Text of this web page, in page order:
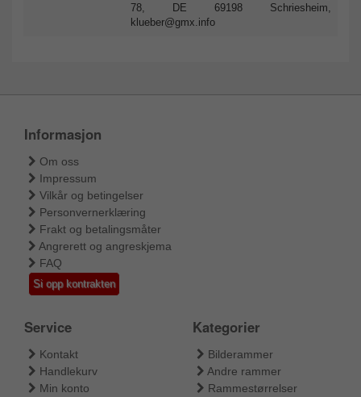
78, DE 69198 Schriesheim,
klueber@gmx.info
Informasjon
Om oss
Impressum
Vilkår og betingelser
Personvernerklæring
Frakt og betalingsmåter
Angrerett og angreskjema
FAQ
Si opp kontrakten
Service
Kontakt
Handlekurv
Min konto
Kategorier
Bilderammer
Andre rammer
Rammestørrelser